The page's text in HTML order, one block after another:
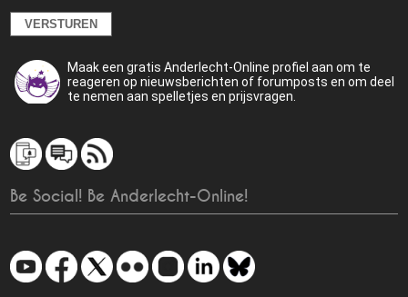
Maak een gratis Anderlecht-Online profiel aan om te
reageren op nieuwsberichten of forumposts en om deel
te nemen aan spelletjes en prijsvragen.
Be Social! Be Anderlecht-Online!